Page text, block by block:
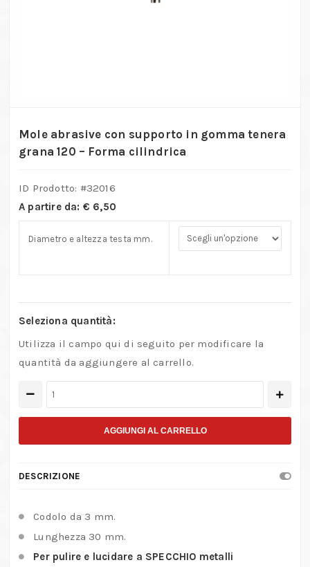
Mole abrasive con supporto in gomma tenera
grana 120 – Forma cilindrica
ID Prodotto: #32016
A partire da: € 6,50
Diametro e altezza testa mm.
Seleziona quantità:
Utilizza il campo qui di seguito per modificare la
quantità da aggiungere al carrello.
abrasive
supporto
gomma
grana
120
–
AGGIUNGI AL CARRELLO
DESCRIZIONE
Codolo da 3 mm.
Lunghezza 30 mm.
Per pulire e lucidare a SPECCHIO metalli